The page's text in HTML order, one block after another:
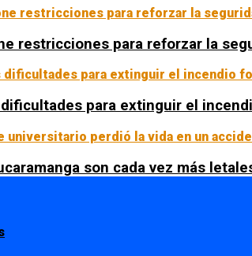
restricciones para reforzar la
para extinguir el
son cada vez más